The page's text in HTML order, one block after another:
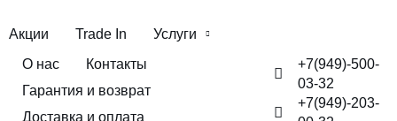
Акции Trade In
Услуги
О нас
Контакты
Гарантия и возврат
Доставка и оплата
+7(949)-500-
03-32
+7(949)-203-